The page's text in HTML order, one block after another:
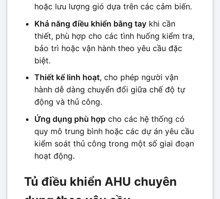
hoặc lưu lượng gió dựa trên các cảm biến.
Khả năng điều khiển bằng taykhi cần
thiết, phù hợp cho các tình huống kiểm tra,
bảo trì hoặc vận hành theo yêu cầu đặc
biệt.
Thiết kế linh hoạt, cho phép người vận
hành dễ dàng chuyển đổi giữa chế độ tự
động và thủ công.
Ứng dụng phù hợpcho các hệ thống có
quy mô trung bình hoặc các dự án yêu cầu
kiểm soát thủ công trong một số giai đoạn
hoạt động.
Tủ điều khiển AHU chuyên